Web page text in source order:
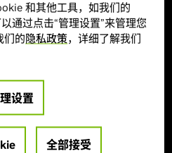
和其他工具，如我们的
通过点击“管理设置”来管理您
们的隐私政策，详细了解我们
设置
全部接受